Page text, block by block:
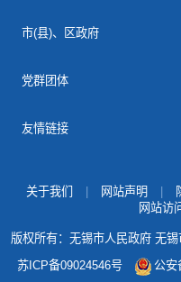
市(县)、区政府
党群团体
友情链接
关于我们 网站声明
网站访
版权所有：无锡市人民政府 无
苏ICP备09024546号
公安